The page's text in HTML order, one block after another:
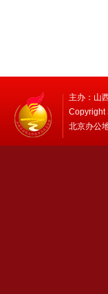
主办：山
Copyright
北京办公